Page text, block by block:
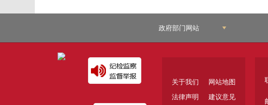
政府部门网站
关于我们
网站地图
法律声明
建议意见